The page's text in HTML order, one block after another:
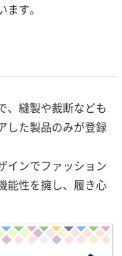
す。
、縫製や裁断なども
した製品のみが登録
インでファッション
能性を擁し、履き心